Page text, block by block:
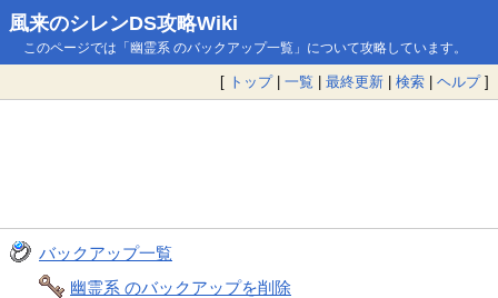
風来のシレンDS攻略Wiki
このページでは「幽霊系 のバックアップ一覧」について攻略しています。
[ トップ| 一覧 | 最終更新 | 検索 | ヘルプ]
バックアップ一覧
幽霊系 のバックアップを削除